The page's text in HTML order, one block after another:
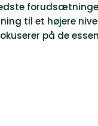
til et højere
på de